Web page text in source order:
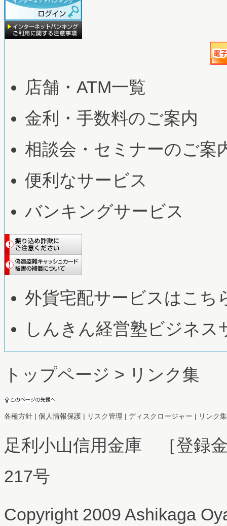
店舗・ATM一覧
金利・手数料のご案内
相談会・セミナーのご案
便利なサービス
バンキングサービス
外貨宅配サービスはこち
しんきん経営塾ビジネ
トップページ > リンク集
各種方針 | 個人情報保護 | リスク管理 | ディスクロージャー | リンク集
足利小山信用金庫 ［登録
217号
Copyright 2009 Ashikaga